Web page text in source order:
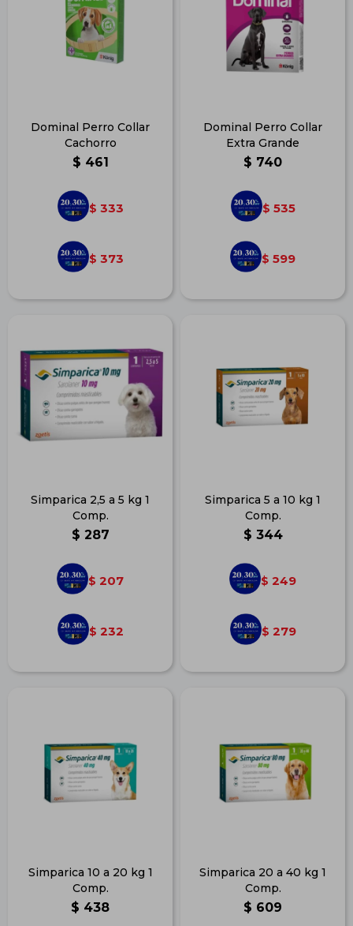
Dominal Perro Collar
Cachorro
$ 461
$ 333
$ 373
Dominal Perro Collar
Extra Grande
$ 740
$ 535
$ 599
Simparica 2,5 a 5 kg 1
Comp.
$ 287
$ 207
$ 232
Simparica 5 a 10 kg 1
Comp.
$ 344
$ 249
$ 279
Simparica 10 a 20 kg 1
Comp.
$ 438
Simparica 20 a 40 kg 1
Comp.
$ 609